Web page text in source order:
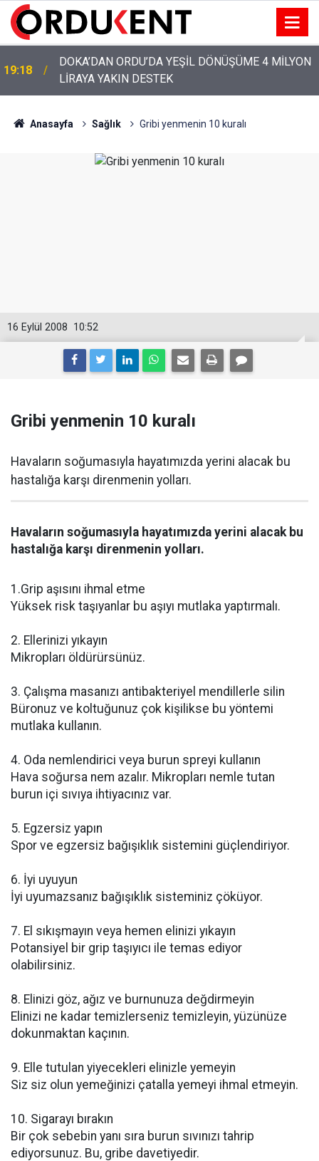
12:46
YENİ PARTİ’NİN ORDU’DAKİ 69 KİŞİLİK KURUCU
KADROSU AÇIKLANDI
Anasayfa Sağlık Gribi yenmenin 10 kuralı
10:52
16 Eylül 2008
Gribi yenmenin 10 kuralı
Havaların soğumasıyla hayatımızda yerini alacak bu
hastalığa karşı direnmenin yolları.
Havaların soğumasıyla hayatımızda yerini alacak bu
hastalığa karşı direnmenin yolları.
1.Grip aşısını ihmal etme
Yüksek risk taşıyanlar bu aşıyı mutlaka yaptırmalı.
2. Ellerinizi yıkayın
Mikropları öldürürsünüz.
3. Çalışma masanızı antibakteriyel mendillerle silin
Büronuz ve koltuğunuz çok kişilikse bu yöntemi
mutlaka kullanın.
4. Oda nemlendirici veya burun spreyi kullanın
Hava soğursa nem azalır. Mikropları nemle tutan
burun içi sıvıya ihtiyacınız var.
5. Egzersiz yapın
Spor ve egzersiz bağışıklık sistemini güçlendiriyor.
6. İyi uyuyun
İyi uyumazsanız bağışıklık sisteminiz çöküyor.
7. El sıkışmayın veya hemen elinizi yıkayın
Potansiyel bir grip taşıyıcı ile temas ediyor
olabilirsiniz.
8. Elinizi göz, ağız ve burnunuza değdirmeyin
Elinizi ne kadar temizlerseniz temizleyin, yüzünüze
dokunmaktan kaçının.
9. Elle tutulan yiyecekleri elinizle yemeyin
Siz siz olun yemeğinizi çatalla yemeyi ihmal etmeyin.
10. Sigarayı bırakın
Bir çok sebebin yanı sıra burun sıvınızı tahrip
ediyorsunuz. Bu, gribe davetiyedir.